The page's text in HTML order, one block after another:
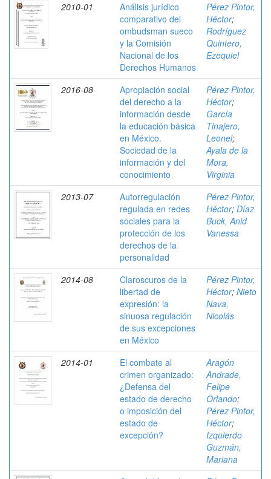
2010-01
Análisis jurídico
comparativo del
ombudsman sueco
y la Comisión
Nacional de los
Derechos Humanos
Pérez Pintor,
Héctor;
Rodríguez
Quintero,
Ezequiel
2016-08
Apropiación social
del derecho a la
información desde
la educación básica
en México.
Sociedad de la
información y del
conocimiento
Pérez Pintor,
Héctor;
García
Tinajero,
Leonel;
Ayala de la
Mora,
Virginia
2013-07
Autorregulación
regulada en redes
sociales para la
protección de los
derechos de la
personalidad
Pérez Pintor,
Héctor; Díaz
Buck, Anid
Vanessa
2014-08
Claroscuros de la
libertad de
expresión: la
sinuosa regulación
de sus excepciones
en México
Pérez Pintor,
Héctor; Nieto
Nava,
Nicolás
2014-01
El combate al
crimen organizado:
¿Defensa del
estado de derecho
o imposición del
estado de
excepción?
Aragón
Andrade,
Felipe
Orlando;
Pérez Pintor,
Héctor;
Izquierdo
Guzmán,
Mariana